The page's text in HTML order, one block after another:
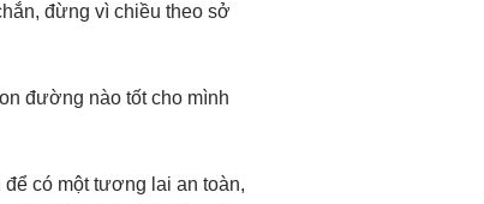
đừng vì chiều theo sở
đường nào tốt cho mình
có một tương lai an toàn,